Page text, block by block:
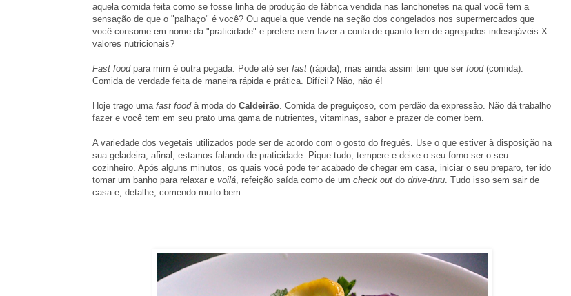
aquela comida feita como se fosse linha de produção de fábrica vendida nas lanchonetes na qual você tem a
sensação de que o "palhaço" é você? Ou aquela que vende na seção dos congelados nos supermercados que
você consome em nome da "praticidade" e prefere nem fazer a conta de quanto tem de agregados indesejáveis X
valores nutricionais?
Fast foodpara mim é outra pegada. Pode até ser fast (rápida), mas ainda assim tem que ser food(comida).
Comida de verdade feita de maneira rápida e prática. Difícil? Não, não é!
Hoje trago uma fast foodà moda do Caldeirão . Comida de preguiçoso, com perdão da expressão. Não dá trabalho
fazer e você tem em seu prato uma gama de nutrientes, vitaminas, sabor e prazer de comer bem.
A variedade dos vegetais utilizados pode ser de acordo com o gosto do freguês. Use o que estiver à disposição na
sua geladeira, afinal, estamos falando de praticidade. Pique tudo, tempere e deixe o seu forno ser o seu
cozinheiro. Após alguns minutos, os quais você pode ter acabado de chegar em casa, iniciar o seu preparo, ter ido
tomar um banho para relaxar e voilá , refeição saída como de um check out do drive-thru . Tudo isso sem sair de
casa e, detalhe, comendo muito bem.